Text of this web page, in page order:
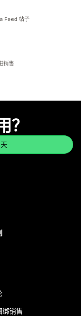
Feed 帖子
销售
？
绑销售